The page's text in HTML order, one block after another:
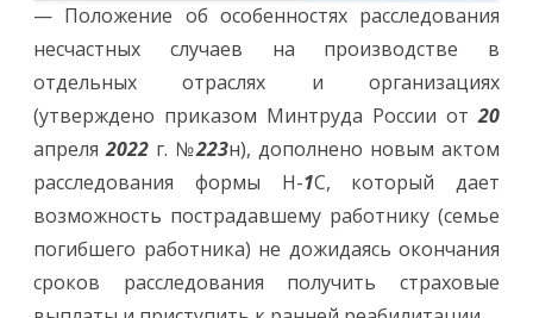
— Положение об особенностях расследования
несчастных случаев на производстве в
отдельных отраслях и организациях
(утверждено приказом Минтруда России от 20
апреля2022 г. №223н), дополнено новым актом
расследования формы Н-1С, который дает
возможность пострадавшему работнику (семье
погибшего работника) не дожидаясь окончания
сроков расследования получить страховые